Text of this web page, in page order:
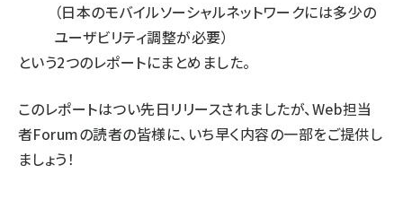
（日本のモバイルソーシャルネットワークには多少の
ユーザビリティ調整が必要）
という2つのレポートにまとめました。
このレポートはつい先日リリースされましたが、Web担当
者Forumの読者の皆様に、いち早く内容の一部をご提供し
ましょう！